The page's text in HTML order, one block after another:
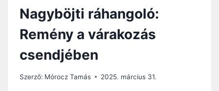
Nagyböjti ráhangoló:
Remény a várakozás
csendjében
Szerző: Mórocz Tamás 2025. március 31.